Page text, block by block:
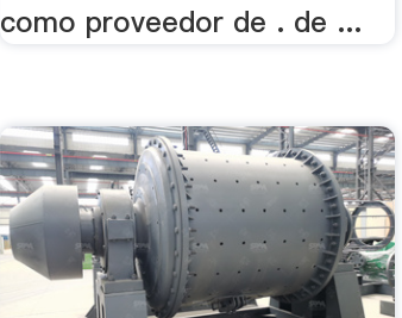
como proveedor de . de ...